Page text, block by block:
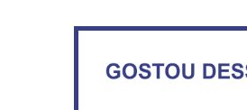
Circulação de ar no túnel